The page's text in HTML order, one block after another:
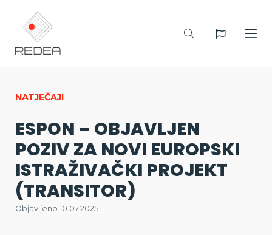
NATJEČAJI
ESPON – OBJAVLJEN
POZIV ZA NOVI EUROPSKI
ISTRAŽIVAČKI PROJEKT
(TRANSITOR)
Objavljeno 10.07.2025